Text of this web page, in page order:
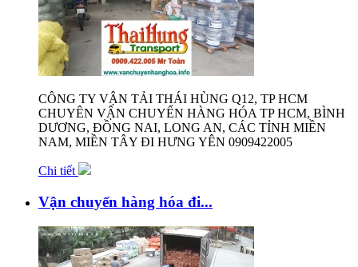
CÔNG TY VẬN TẢI THÁI HÙNG Q12, TP HCM
CHUYÊN VẬN CHUYỂN HÀNG HÓA TP HCM, BÌNH
DƯƠNG, ĐỒNG NAI, LONG AN, CÁC TỈNH MIỀN
NAM, MIỀN TÂY ĐI HƯNG YÊN 0909422005
Chi tiết
Vận chuyển hàng hóa đi...